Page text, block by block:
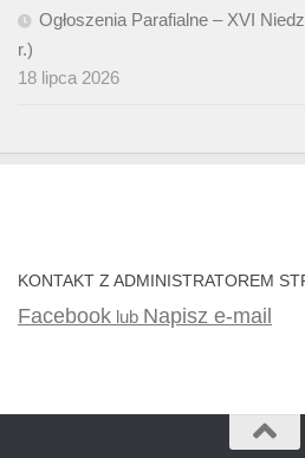
Ogłoszenia Parafialne – XVI
r.)
18 lipca 2026
KONTAKT Z ADMINISTRATOREM
Facebook lub Napisz e-mail